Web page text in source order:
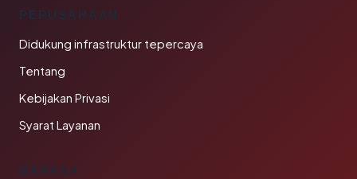
PERUSAHAAN
Didukung infrastruktur tepercaya
Tentang
Kebijakan Privasi
Syarat Layanan
BAHASA